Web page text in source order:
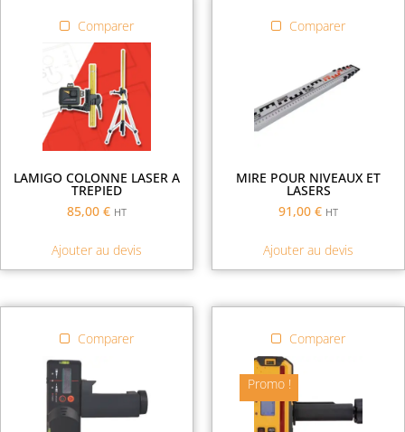
Comparer
LAMIGO COLONNE LASER A
TREPIED
85,00 € HT
Ajouter au devis
Comparer
MIRE POUR NIVEAUX ET
LASERS
91,00 € HT
Ajouter au devis
Comparer Comparer
Promo !